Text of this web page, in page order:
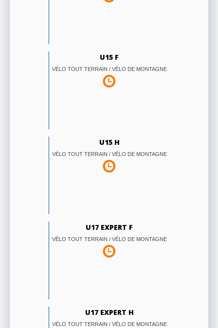
U15 F
VÉLO TOUT TERRAIN / VÉLO DE MONTAGNE
U15 H
VÉLO TOUT TERRAIN / VÉLO DE MONTAGNE
U17 EXPERT F
VÉLO TOUT TERRAIN / VÉLO DE MONTAGNE
U17 EXPERT H
VÉLO TOUT TERRAIN / VÉLO DE MONTAGNE